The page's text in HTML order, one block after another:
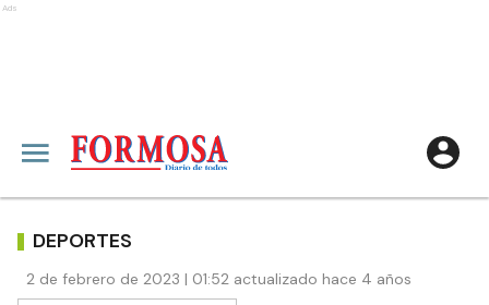
Ads
DEPORTES
2 de febrero de 2023 | 01:52 actualizado hace 4 años